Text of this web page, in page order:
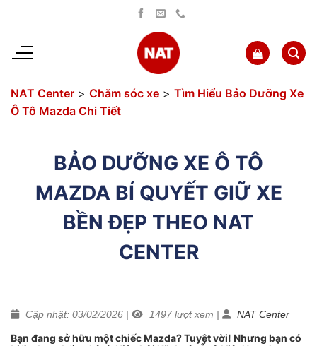
dung
NAT Center > Chăm sóc xe > Tìm Hiểu Bảo Dưỡng Xe
Ô Tô Mazda Chi Tiết
BẢO DƯỠNG XE Ô TÔ
MAZDA BÍ QUYẾT GIỮ XE
BỀN ĐẸP THEO NAT
CENTER
Cập nhật: 03/02/2026 | 1497 lượt xem | NAT Center
Bạn đang sở hữu một chiếc Mazda? Tuyệt vời! Nhưng bạn có